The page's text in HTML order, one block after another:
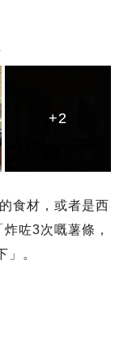
+2
+2
+2
食材，或者是西
咗3次嘅薯條，
」。